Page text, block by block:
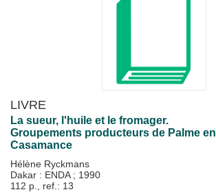
LIVRE
La sueur, l'huile et le fromager.
Groupements producteurs de Palme en
Casamance
Hélène Ryckmans
Dakar : ENDA ; 1990
112 p., ref.: 13